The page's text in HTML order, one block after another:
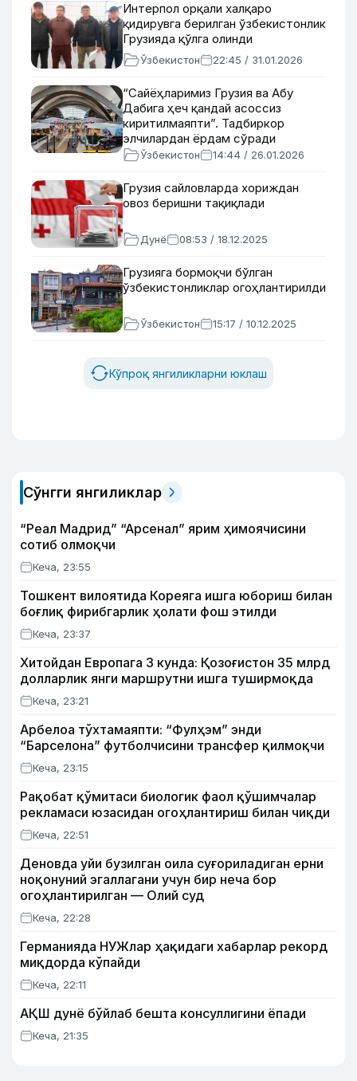
Интерпол орқали халқаро
қидирувга берилган ўзбекистонлик
Грузияда қўлга олинди
Ўзбекистон 22:45 / 31.01.2026
“Сайёҳларимиз Грузия ва Абу
Дабига ҳеч қандай асоссиз
киритилмаяпти”. Тадбиркор
элчилардан ёрдам сўради
Ўзбекистон 14:44 / 26.01.2026
Грузия сайловларда хориждан
овоз беришни тақиқлади
Дунё 08:53 / 18.12.2025
Грузияга бормоқчи бўлган
ўзбекистонликлар огоҳлантирилди
Ўзбекистон 15:17 / 10.12.2025
Кўпроқ янгиликларни юклаш
Сўнгги янгиликлар
“Реал Мадрид” “Арсенал” ярим ҳимоячисини
сотиб олмоқчи
Кеча, 23:55
Тошкент вилоятида Кореяга ишга юбориш билан
боғлиқ фирибгарлик ҳолати фош этилди
Кеча, 23:37
Хитойдан Европага 3 кунда: Қозоғистон 35 млрд
долларлик янги маршрутни ишга туширмоқда
Кеча, 23:21
Арбелоа тўхтамаяпти: “Фулҳэм” энди
“Барселона” футболчисини трансфер қилмоқчи
Кеча, 23:15
Рақобат қўмитаси биологик фаол қўшимчалар
рекламаси юзасидан огоҳлантириш билан чиқди
Кеча, 22:51
Деновда уйи бузилган оила суғориладиган ерни
ноқонуний эгаллагани учун бир неча бор
огоҳлантирилган — Олий суд
Кеча, 22:28
Германияда НУЖлар ҳақидаги хабарлар рекорд
миқдорда кўпайди
Кеча, 22:11
АҚШ дунё бўйлаб бешта консуллигини ёпади
Кеча, 21:35